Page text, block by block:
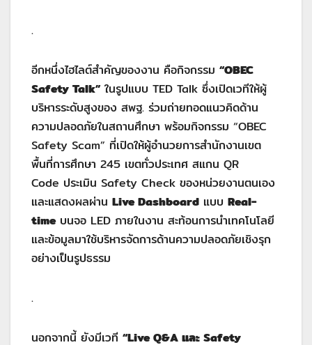
.
อีกหนึ่งไฮไลต์สำคัญของงาน คือกิจกรรม “OBEC
Safety Talk” ในรูปแบบ TED Talk ซึ่งเปิดเวทีให้ผู้
บริหารระดับสูงของ สพฐ. ร่วมถ่ายทอดแนวคิดด้าน
ความปลอดภัยในสถานศึกษา พร้อมกิจกรรม “OBEC
Safety Scam” ที่เปิดให้ผู้อำนวยการสำนักงานเขต
พื้นที่การศึกษา 245 เขตทั่วประเทศ สแกน QR
Code ประเมิน Safety Check ของหน่วยงานตนเอง
และแสดงผลผ่าน Live Dashboard แบบ Real-
timeบนจอ LED ภายในงาน สะท้อนการนำเทคโนโลยี
และข้อมูลมาใช้บริหารจัดการด้านความปลอดภัยเชิงรุก
อย่างเป็นรูปธรรม
.
นอกจากนี้ ยังมีเวที “Live Q&A และ Safety